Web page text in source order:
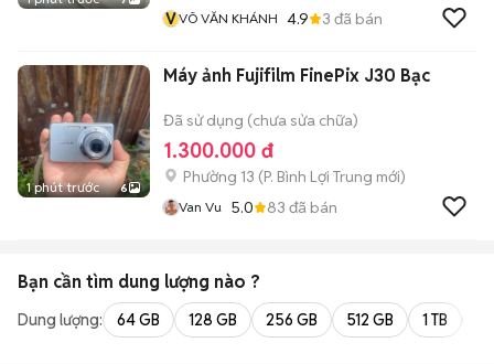
VVÕ VĂN KHÁNH 4.9 3 đã bán
1 phút trước 6
Máy ảnh Fujifilm FinePix J30 Bạc
Đã sử dụng (chưa sửa chữa)
1.300.000 đ
Phường 13 (P. Bình Lợi Trung mới)
Van Vu 5.0 83 đã bán
Bạn cần tìm dung lượng nào ?
Dung lượng: 64 GB 128 GB 256 GB 512 GB 1 TB